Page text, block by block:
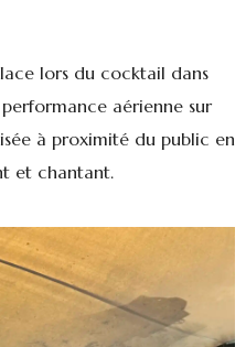
lors du cocktail dans
aérienne sur
à proximité du public en
et chantant.